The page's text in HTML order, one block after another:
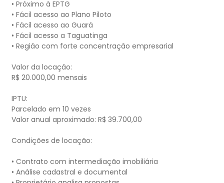
• Próximo à EPTG
• Fácil acesso ao Plano Piloto
• Fácil acesso ao Guará
• Fácil acesso a Taguatinga
• Região com forte concentração empresarial
Valor da locação:
R$ 20.000,00 mensais
IPTU:
Parcelado em 10 vezes
Valor anual aproximado: R$ 39.700,00
Condições de locação:
• Contrato com intermediação imobiliária
• Análise cadastral e documental